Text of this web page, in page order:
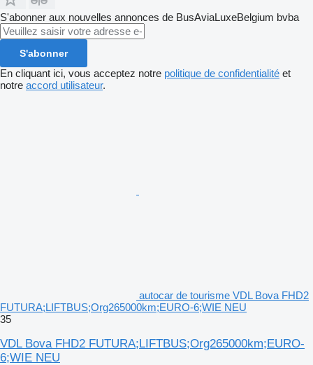
S'abonner aux nouvelles annonces de BusAviaLuxeBelgium bvba
S'abonner
En cliquant ici, vous acceptez notre politique de confidentialité et
notre accord utilisateur.
autocar de tourisme VDL Bova FHD2
FUTURA;LIFTBUS;Org265000km;EURO-6;WIE NEU
35
VDL Bova FHD2 FUTURA;LIFTBUS;Org265000km;EURO-
6;WIE NEU